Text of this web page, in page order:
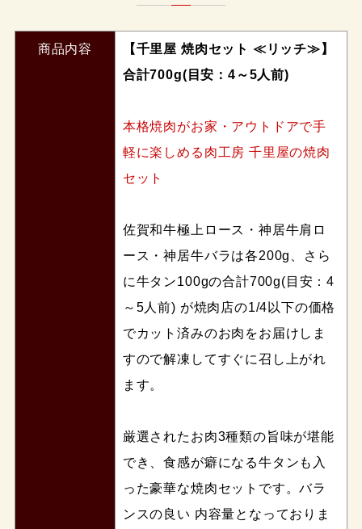
商品内容
【千里屋 焼肉セット ≪リッチ≫】
合計700g(目安：4～5人前)
本格焼肉がお家・アウトドアで手
軽に楽しめる肉工房 千里屋の焼肉
セット
佐賀和牛極上ロース・神居牛肩ロ
ース・神居牛バラは各200g、さら
に牛タン100gの合計700g(目安：4
～5人前) が焼肉店の1/4以下の価格
でカット済みのお肉をお届けしま
すので解凍してすぐに召し上がれ
ます。
厳選されたお肉3種類の旨味が堪能
でき、食感が癖になる牛タンも入
った豪華な焼肉セットです。バラ
ンスの良い 内容量となっておりま